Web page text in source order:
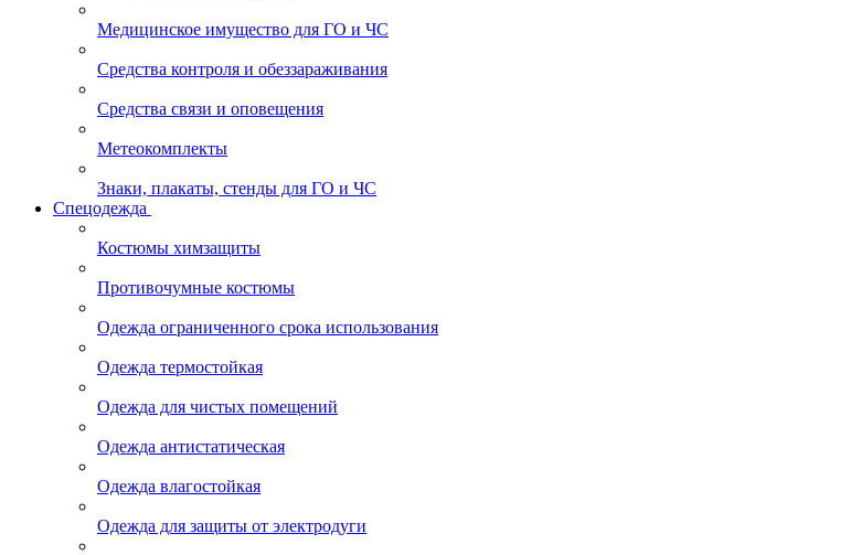
Медицинское имущество для ГО и ЧС
Средства контроля и обеззараживания
Средства связи и оповещения
Метеокомплекты
Знаки, плакаты, стенды для ГО и ЧС
Спецодежда
Костюмы химзащиты
Противочумные костюмы
Одежда ограниченного срока использования
Одежда термостойкая
Одежда для чистых помещений
Одежда антистатическая
Одежда влагостойкая
Одежда для защиты от электродуги